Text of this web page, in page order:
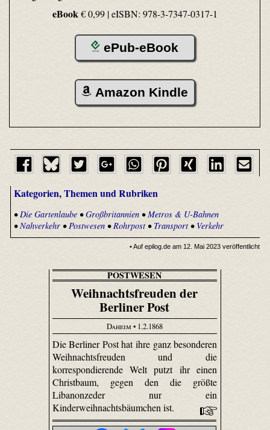
eBook€ 0,99 |eISBN: 978-3-7347-0317-1
ePub-eBook
Amazon Kindle
Kategorien, Themen und Rubriken
•Die Gartenlaube•Großbritannien•Metros & U-Bahnen
•Nahverkehr•Postwesen•Rohrpost• Transport• Verkehr
• Auf epilog.de am 12. Mai 2023 veröffentlicht
POSTWESEN
Weihnachtsfreuden der
Berliner Post
Daheim• 1.2.1868
Die Berliner Post hat ihre ganz besonderen
Weihnachtsfreuden und die
korrespondierende Welt putzt ihr einen
Christbaum, gegen den die größte
Libanon­zeder nur ein
Kinderweihnachtsbäumchen ist.